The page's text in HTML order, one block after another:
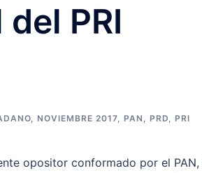
PRI
, NOVIEMBRE 2017, PAN , PRD, PRI
opositor conformado por el PAN,